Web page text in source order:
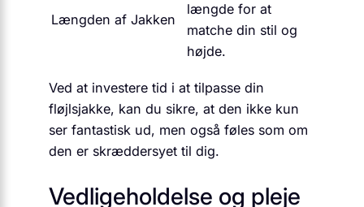
Længden af Jakken
længde for at
matche din stil og
højde.
Ved at investere tid i at tilpasse din
fløjlsjakke, kan du sikre, at den ikke kun
ser fantastisk ud, men også føles som om
den er skræddersyet til dig.
Vedligeholdelse og pleje